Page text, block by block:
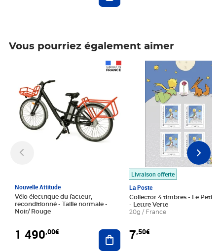
Vous pourriez également aimer
Nouvelle Attitude
Vélo électrique du facteur,
reconditionné - Taille normale -
Noir/ Rouge
1 490,00€ Ajouter au panier
Livraison offerte
La Poste
Collector 4 timbres - Le Petit
- Lettre Verte
20g / France
7,50€
Prix 7,50€